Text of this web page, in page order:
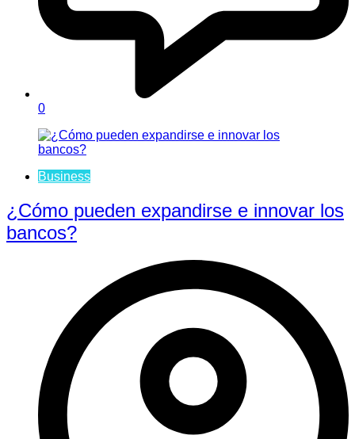
0
Business
¿Cómo pueden expandirse e innovar los
bancos?